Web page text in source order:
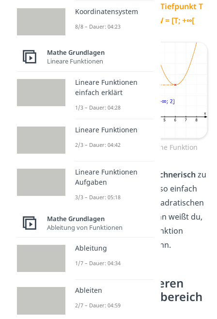
bei einer Parabel mit Tiefpunkt T
W = [T; +∞[
Wertebereich quadratische Funktion
Um den Wertebereich rechnerisch zu
bestimmen, kannst du also einfach
den
Extrempunkt
der quadratischen
Funktion berechnen. Dann weißt du,
welcheny-Wert
deine Funktion
höchstens annehmen kann.
Funktionen höheren
Grades — Wertebereich
bestimmen
Koordinatensystem
8/8 – Dauer: 04:23
Mathe Grundlagen
Lineare Funktionen
Lineare Funktionen
einfach erklärt
1/3 – Dauer: 04:28
Lineare Funktionen
2/3 – Dauer: 04:42
Lineare Funktionen
Aufgaben
3/3 – Dauer: 05:18
Mathe Grundlagen
Ableitung von Funktionen
Ableitung
1/7 – Dauer: 04:34
Ableiten
2/7 – Dauer: 04:59